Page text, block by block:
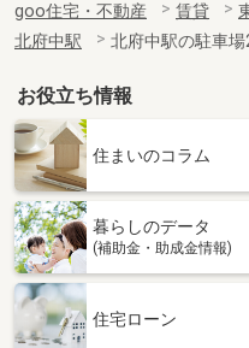
goo住宅・不動産 賃貸
北府中駅
北府中駅の駐車
お役立ち情報
住まいのコラム
暮らしのデータ
(補助金・助成金情報)
住宅ローン